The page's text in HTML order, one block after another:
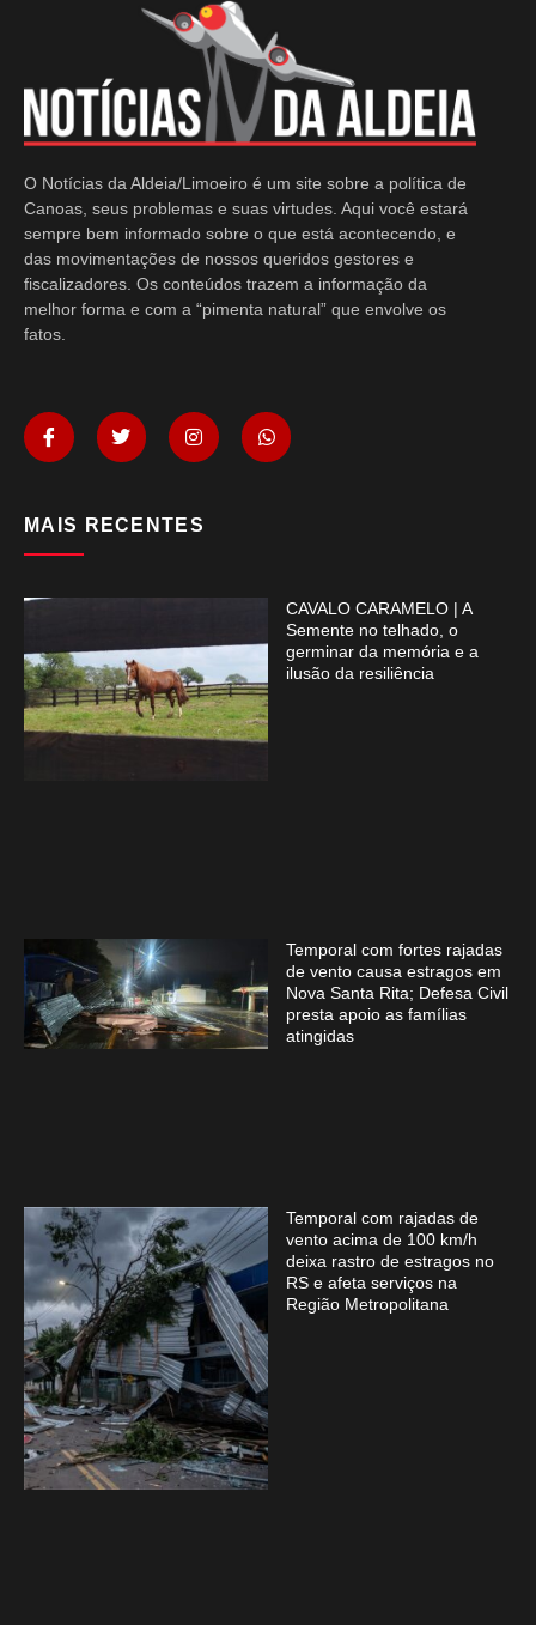
O Notícias da Aldeia/Limoeiro é um site sobre a política de
Canoas, seus problemas e suas virtudes. Aqui você estará
sempre bem informado sobre o que está acontecendo, e
das movimentações de nossos queridos gestores e
fiscalizadores. Os conteúdos trazem a informação da
melhor forma e com a “pimenta natural” que envolve os
fatos.
MAIS RECENTES
CAVALO CARAMELO | A
Semente no telhado, o
germinar da memória e a
ilusão da resiliência
Temporal com fortes rajadas
de vento causa estragos em
Nova Santa Rita; Defesa Civil
presta apoio as famílias
atingidas
Temporal com rajadas de
vento acima de 100 km/h
deixa rastro de estragos no
RS e afeta serviços na
Região Metropolitana